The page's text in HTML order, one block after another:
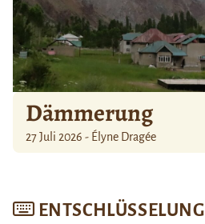
Dämmerung
27 Juli 2026 - Élyne Dragée
ENTSCHLÜSSELUNG